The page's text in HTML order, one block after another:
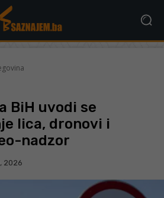
BiH uvodi se
lica, dronovi i
nadzor
2026